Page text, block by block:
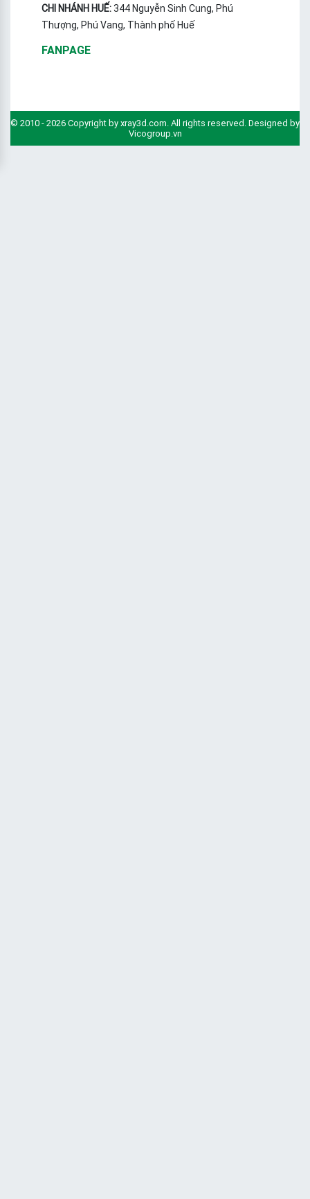
CHI NHÁNH HUẾ:344 Nguyễn Sinh Cung, Phú
Thượng, Phú Vang, Thành phố Huế
FANPAGE
© 2010 - 2026 Copyright by xray3d.com. All rights reserved. Designed by
Vicogroup.vn